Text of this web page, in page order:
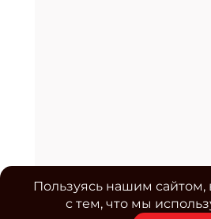
Пользуясь нашим сайтом,
с тем, что мы